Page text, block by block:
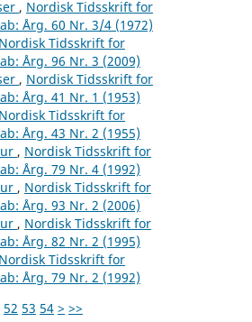
, Nordisk Tidsskrift for
Årg. 60 Nr. 3/4 (1972)
Nordisk Tidsskrift for
Årg. 96 Nr. 3 (2009)
, Nordisk Tidsskrift for
Årg. 41 Nr. 1 (1953)
Nordisk Tidsskrift for
Årg. 43 Nr. 2 (1955)
, Nordisk Tidsskrift for
Årg. 79 Nr. 4 (1992)
, Nordisk Tidsskrift for
Årg. 93 Nr. 2 (2006)
, Nordisk Tidsskrift for
Årg. 82 Nr. 2 (1995)
Nordisk Tidsskrift for
Årg. 79 Nr. 2 (1992)
52 53 54 > >>